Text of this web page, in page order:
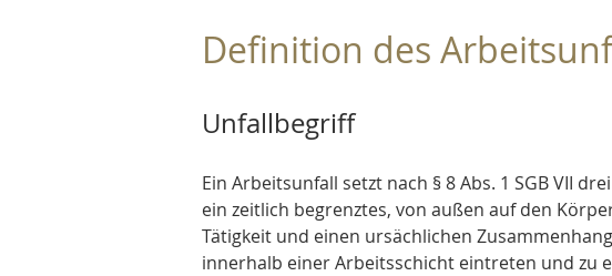
Definition des
Unfallbegriff
Ein Arbeitsunfall setzt nach § 8 Abs. 1 SGB VII
ein zeitlich begrenztes, von außen auf den
Tätigkeit und einen ursächlichen
innerhalb einer Arbeitsschicht eintreten und zu